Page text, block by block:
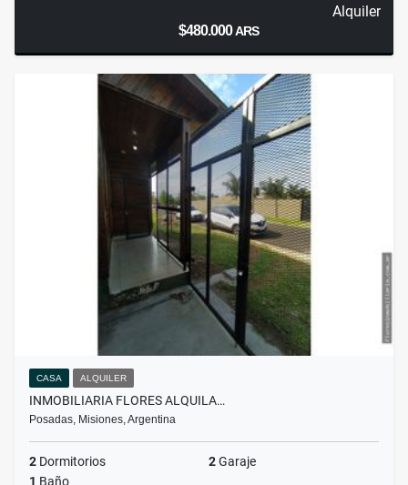
Alquiler
$480.000ARS
CASA ALQUILER
INMOBILIARIA FLORES ALQUILA…
Posadas, Misiones, Argentina
2 Dormitorios 2Garaje
1 Baño